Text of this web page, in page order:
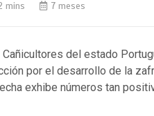
mins 7 meses
del estado
por el desarrollo de la
exhibe números tan